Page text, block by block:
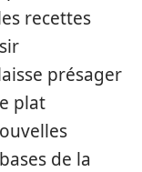
recettes
présager
plat
de la